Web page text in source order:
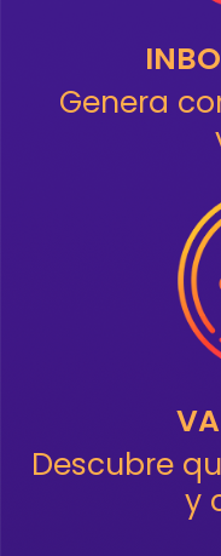
Descubre
y
Genera